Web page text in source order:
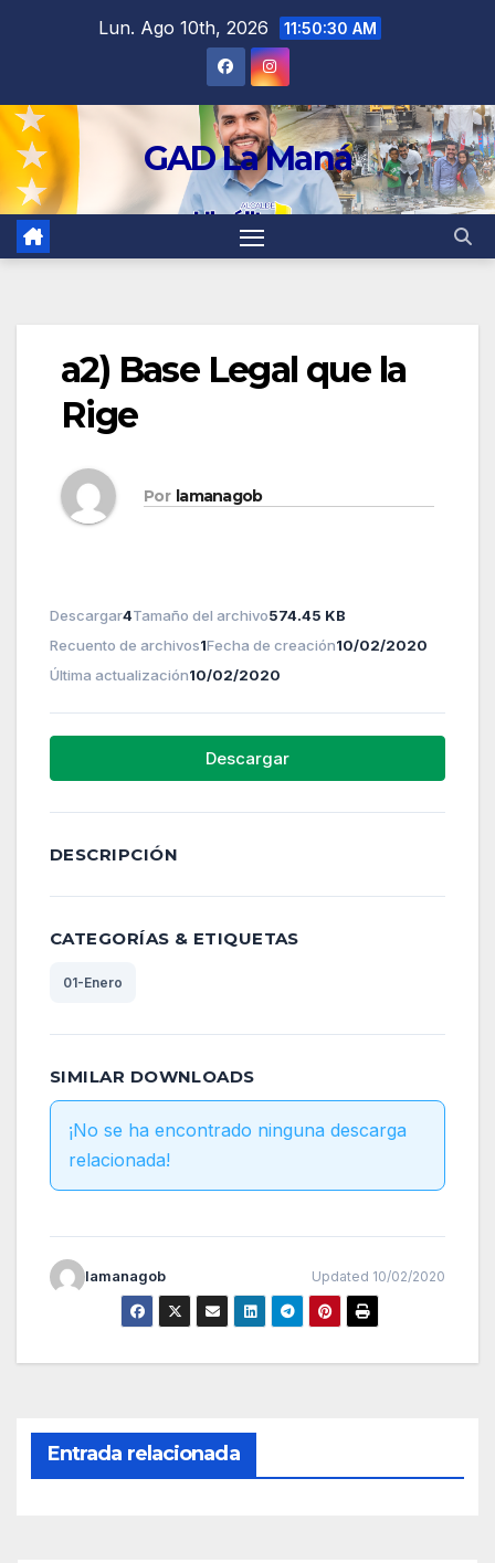
Lun. Ago 10th, 2026 11:50:30 AM
GAD La Maná
a2) Base Legal que la
Rige
Por lamanagob
Descargar4Tamaño del archivo574.45 KB
Recuento de archivos1Fecha de creación10/02/2020
Última actualización10/02/2020
Descargar
DESCRIPCIÓN
CATEGORÍAS & ETIQUETAS
01-Enero
SIMILAR DOWNLOADS
¡No se ha encontrado ninguna descarga
relacionada!
lamanagob Updated 10/02/2020
Entrada relacionada